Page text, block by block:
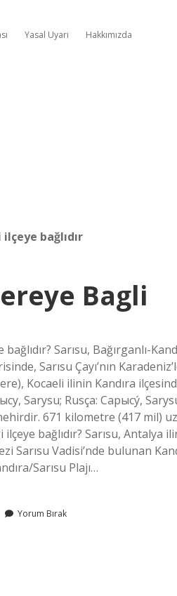
Yasal Uyarı Hakkımızda
ilçeye bağlıdır
Bagli
Sarısu, Bağırganlı-
Sarısu Çayı’nın
Kocaeli ilinin Kandıra
Sarysu; Rusça: Сарысу́,
671 kilometre (417 mil)
bağlıdır? Sarısu, Antalya
Sarısu Vadisi’nde bulunan
Sarısu Plajı…
Yorum Bırak